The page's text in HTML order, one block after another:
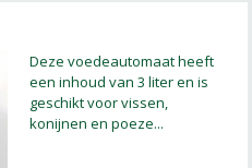
Deze voedeautomaat heeft
een inhoud van 3 liter en is
geschikt voor vissen,
konijnen en poeze...